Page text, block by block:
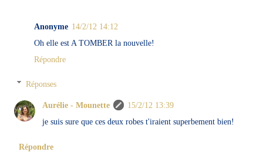
Anonyme 14/2/12 14:12
Oh elle est A TOMBER la nouvelle!
Répondre
Réponses
Aurélie - Mounette
15/2/12 13:39
je suis sure que ces deux robes t'iraient superbement bien!
Répondre